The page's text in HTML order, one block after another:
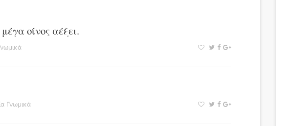
οίνος αέξει.
Γνωμικά